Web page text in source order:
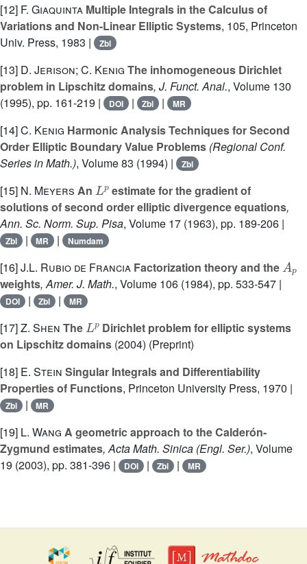
[12] F. Giaquinta Multiple Integrals in the Calculus of
Variations and Non-Linear Elliptic Systems, 105, Princeton
Univ. Press, 1983 |
Zbl
[13] D. Jerison; C. Kenig The inhomogeneous Dirichlet
problem in Lipschitz domains, J. Funct. Anal., Volume 130
(1995), pp. 161-219 |
DOI | Zbl | MR
[14]C. Kenig Harmonic Analysis Techniques for Second
Order Elliptic Boundary Value Problems (Regional Conf.
Series in Math.), Volume 83 (1994) | Zbl
[15] N. Meyers An
estimate for the gradient of
solutions of second order elliptic divergence equations,
Ann. Sc. Norm. Sup. Pisa, Volume 17 (1963), pp. 189-206 |
Zbl | MR | Numdam
[16]J.L. Rubio de Francia Factorization theory and the
A
weights, Amer. J. Math., Volume 106 (1984), pp. 533-547 |
DOI | Zbl | MR
[17]Z. Shen The
Dirichlet problem for elliptic systems
on Lipschitz domains (2004) (Preprint)
[18] E. Stein Singular Integrals and Differentiability
Properties of Functions, Princeton University Press, 1970 |
Zbl | MR
[19] L. Wang A geometric approach to the Calderón-
Zygmund estimates, Acta Math. Sinica (Engl. Ser.), Volume
19 (2003), pp. 381-396 | DOI | Zbl | MR